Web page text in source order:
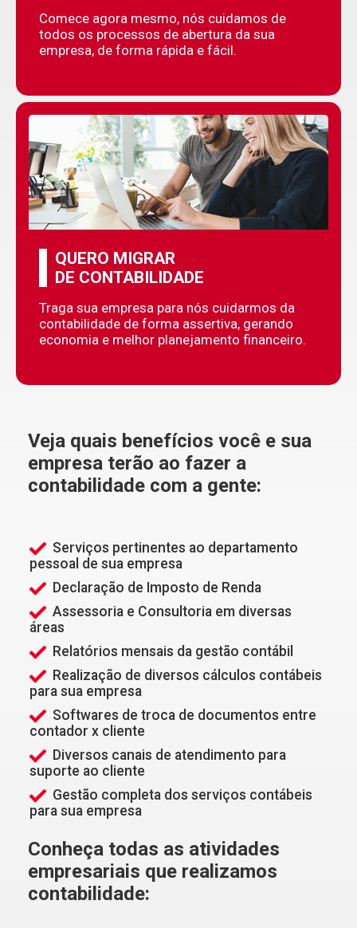
Comece agora mesmo, nós cuidamos de
todos os processos de abertura da sua
empresa, de forma rápida e fácil.
QUERO MIGRAR
DE CONTABILIDADE
Traga sua empresa para nós cuidarmos da
contabilidade de forma assertiva, gerando
economia e melhor planejamento financeiro.
Veja quais benefícios você e sua
empresa terão ao fazer a
contabilidade com a gente:
Serviços pertinentes ao departamento
pessoal de sua empresa
Declaração de Imposto de Renda
Assessoria e Consultoria em diversas
áreas
Relatórios mensais da gestão contábil
Realização de diversos cálculos contábeis
para sua empresa
Softwares de troca de documentos entre
contador x cliente
Diversos canais de atendimento para
suporte ao cliente
Gestão completa dos serviços contábeis
para sua empresa
Conheça todas as atividades
empresariais que realizamos
contabilidade: